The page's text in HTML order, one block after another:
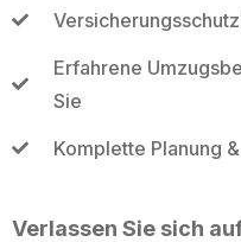
Erfahrene
Sie
Komplette Planung
Verlassen Sie sich